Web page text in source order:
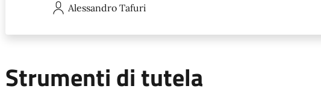
Alessandro Tafuri
Strumenti di tutela